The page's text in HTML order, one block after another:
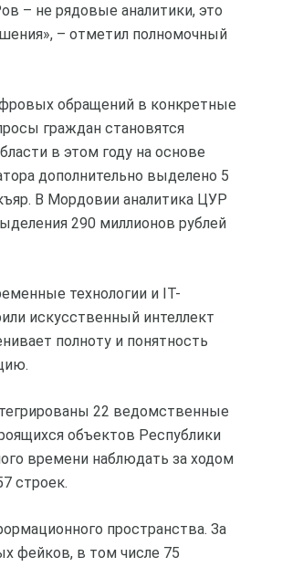
– не рядовые аналитики, это
– отметил полномочный
обращений в конкретные
граждан становятся
в этом году на основе
дополнительно выделено 5
В Мордовии аналитика ЦУР
290 миллионов рублей
технологии и IT-
искусственный интеллект
полноту и понятность
22 ведомственные
объектов Республики
времени наблюдать за ходом
строек.
пространства. За
фейков, в том числе 75